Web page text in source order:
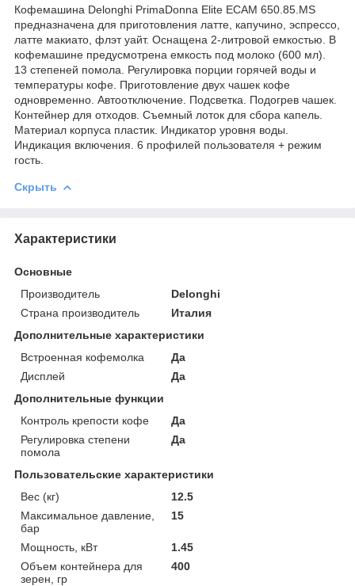
Кофемашина Delonghi PrimaDonna Elite ECAM 650.85.MS
предназначена для приготовления латте, капучино, эспрессо,
латте макиато, флэт уайт. Оснащена 2-литровой емкостью. В
кофемашине предусмотрена емкость под молоко (600 мл).
13 степеней помола. Регулировка порции горячей воды и
температуры кофе. Приготовление двух чашек кофе
одновременно. Автоотключение. Подсветка. Подогрев чашек.
Контейнер для отходов. Съемный лоток для сбора капель.
Материал корпуса пластик. Индикатор уровня воды.
Индикация включения. 6 профилей пользователя + режим
гость.
Скрыть
Характеристики
Основные
Производитель
Delonghi
Страна производитель
Италия
Дополнительные характеристики
Встроенная кофемолка
Да
Дисплей
Да
Дополнительные функции
Контроль крепости кофе
Да
Регулировка степени
помола
Да
Пользовательские характеристики
Вес (кг)
12.5
Максимальное давление,
бар
15
Мощность, кВт
1.45
Объем контейнера для
зерен, гр
400